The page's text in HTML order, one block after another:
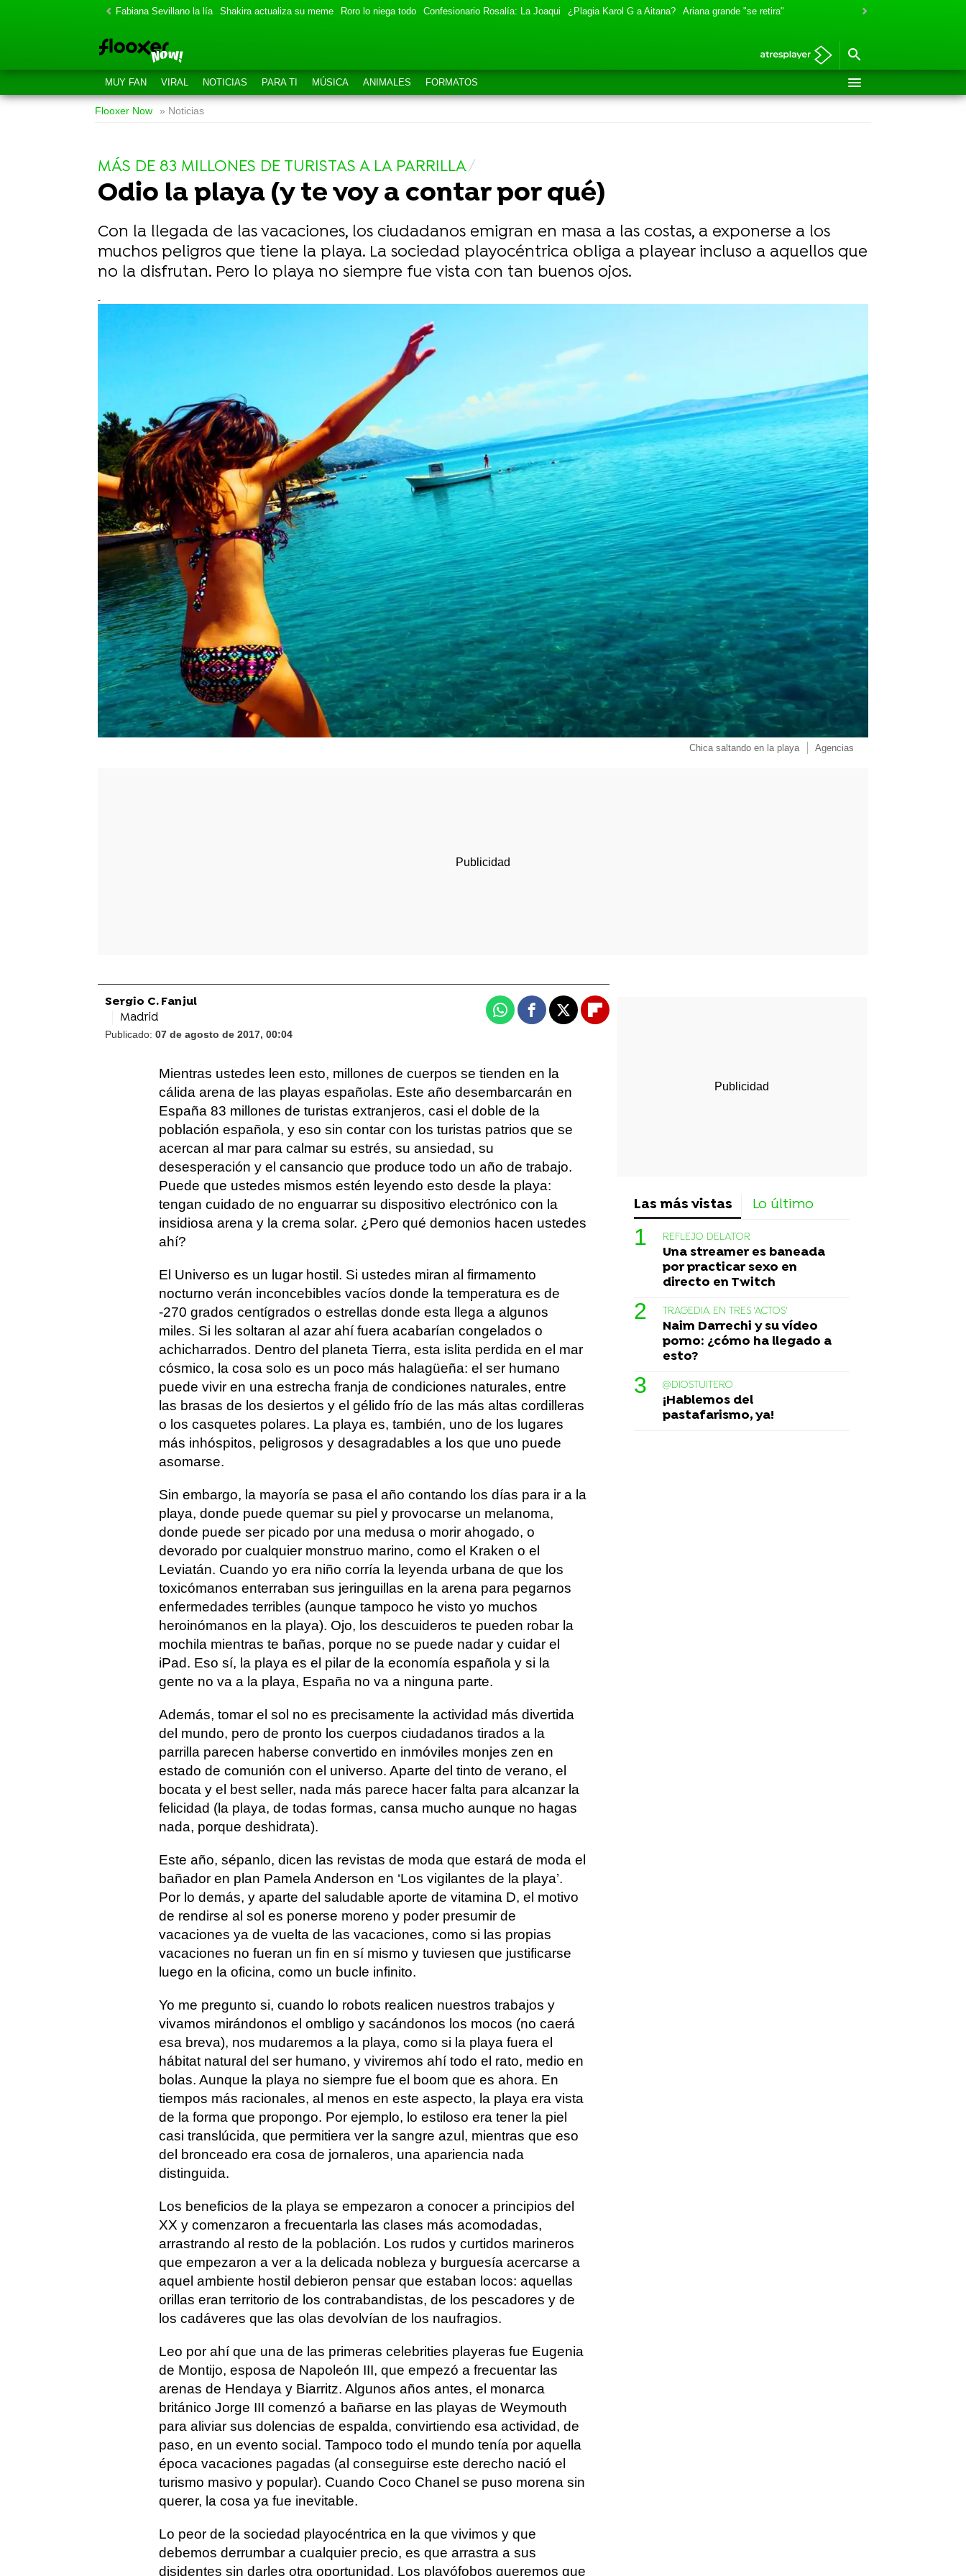
Fabiana Sevillano la lía Shakira actualiza su meme Roro lo niega todo Confesionario Rosalía: La Joaqui ¿Plagia Karol G a Aitana? Ariana grande "se retira"
MUY FAN VIRAL NOTICIAS PARA TI MÚSICA ANIMALES FORMATOS
Flooxer Now » Noticias
MÁS DE 83 MILLONES DE TURISTAS A LA PARRILLA
Odio la playa (y te voy a contar por qué)
Con la llegada de las vacaciones, los ciudadanos emigran en masa a las costas, a exponerse a los
muchos peligros que tiene la playa. La sociedad playocéntrica obliga a playear incluso a aquellos que
no la disfrutan. Pero lo playa no siempre fue vista con tan buenos ojos.
-
Chica saltando en la playa Agencias
Sergio C. Fanjul
Madrid
Publicado: 07 de agosto de 2017, 00:04
WhatsappFacebook
X Flipboard
Mientras ustedes leen esto, millones de cuerpos se tienden en la
cálida arena de las playas españolas. Este año desembarcarán en
España 83 millones de turistas extranjeros, casi el doble de la
población española, y eso sin contar con los turistas patrios que se
acercan al mar para calmar su estrés, su ansiedad, su
desesperación y el cansancio que produce todo un año de trabajo.
Puede que ustedes mismos estén leyendo esto desde la playa:
tengan cuidado de no enguarrar su dispositivo electrónico con la
insidiosa arena y la crema solar. ¿Pero qué demonios hacen ustedes
ahí?
El Universo es un lugar hostil. Si ustedes miran al firmamento
nocturno verán inconcebibles vacíos donde la temperatura es de
-270 grados centígrados o estrellas donde esta llega a algunos
miles. Si les soltaran al azar ahí fuera acabarían congelados o
achicharrados. Dentro del planeta Tierra, esta islita perdida en el mar
cósmico, la cosa solo es un poco más halagüeña: el ser humano
puede vivir en una estrecha franja de condiciones naturales, entre
las brasas de los desiertos y el gélido frío de las más altas cordilleras
o los casquetes polares. La playa es, también, uno de los lugares
más inhóspitos, peligrosos y desagradables a los que uno puede
asomarse.
Sin embargo, la mayoría se pasa el año contando los días para ir a la
playa, donde puede quemar su piel y provocarse un melanoma,
donde puede ser picado por una medusa o morir ahogado, o
devorado por cualquier monstruo marino, como el Kraken o el
Leviatán. Cuando yo era niño corría la leyenda urbana de que los
toxicómanos enterraban sus jeringuillas en la arena para pegarnos
enfermedades terribles (aunque tampoco he visto yo muchos
heroinómanos en la playa). Ojo, los descuideros te pueden robar la
mochila mientras te bañas, porque no se puede nadar y cuidar el
iPad. Eso sí, la playa es el pilar de la economía española y si la
gente no va a la playa, España no va a ninguna parte.
Además, tomar el sol no es precisamente la actividad más divertida
del mundo, pero de pronto los cuerpos ciudadanos tirados a la
parrilla parecen haberse convertido en inmóviles monjes zen en
estado de comunión con el universo. Aparte del tinto de verano, el
bocata y el best seller, nada más parece hacer falta para alcanzar la
felicidad (la playa, de todas formas, cansa mucho aunque no hagas
nada, porque deshidrata).
Este año, sépanlo, dicen las revistas de moda que estará de moda el
bañador en plan Pamela Anderson en ‘Los vigilantes de la playa’.
Por lo demás, y aparte del saludable aporte de vitamina D, el motivo
de rendirse al sol es ponerse moreno y poder presumir de
vacaciones ya de vuelta de las vacaciones, como si las propias
vacaciones no fueran un fin en sí mismo y tuviesen que justificarse
luego en la oficina, como un bucle infinito.
Yo me pregunto si, cuando lo robots realicen nuestros trabajos y
vivamos mirándonos el ombligo y sacándonos los mocos (no caerá
esa breva), nos mudaremos a la playa, como si la playa fuera el
hábitat natural del ser humano, y viviremos ahí todo el rato, medio en
bolas. Aunque la playa no siempre fue el boom que es ahora. En
tiempos más racionales, al menos en este aspecto, la playa era vista
de la forma que propongo. Por ejemplo, lo estiloso era tener la piel
casi translúcida, que permitiera ver la sangre azul, mientras que eso
del bronceado era cosa de jornaleros, una apariencia nada
distinguida.
Los beneficios de la playa se empezaron a conocer a principios del
XX y comenzaron a frecuentarla las clases más acomodadas,
arrastrando al resto de la población. Los rudos y curtidos marineros
que empezaron a ver a la delicada nobleza y burguesía acercarse a
aquel ambiente hostil debieron pensar que estaban locos: aquellas
orillas eran territorio de los contrabandistas, de los pescadores y de
los cadáveres que las olas devolvían de los naufragios.
Leo por ahí que una de las primeras celebrities playeras fue Eugenia
de Montijo, esposa de Napoleón III, que empezó a frecuentar las
arenas de Hendaya y Biarritz. Algunos años antes, el monarca
británico Jorge III comenzó a bañarse en las playas de Weymouth
para aliviar sus dolencias de espalda, convirtiendo esa actividad, de
paso, en un evento social. Tampoco todo el mundo tenía por aquella
época vacaciones pagadas (al conseguirse este derecho nació el
turismo masivo y popular). Cuando Coco Chanel se puso morena sin
querer, la cosa ya fue inevitable.
Lo peor de la sociedad playocéntrica en la que vivimos y que
debemos derrumbar a cualquier precio, es que arrastra a sus
disidentes sin darles otra oportunidad. Los playófobos queremos que
Las más vistas Lo último
REFLEJO DELATOR
Una streamer es baneada
por practicar sexo en
directo en Twitch
TRAGEDIA EN TRES 'ACTOS'
Naim Darrechi y su vídeo
porno: ¿cómo ha llegado a
esto?
@DIOSTUITERO
¡Hablemos del
pastafarismo, ya!